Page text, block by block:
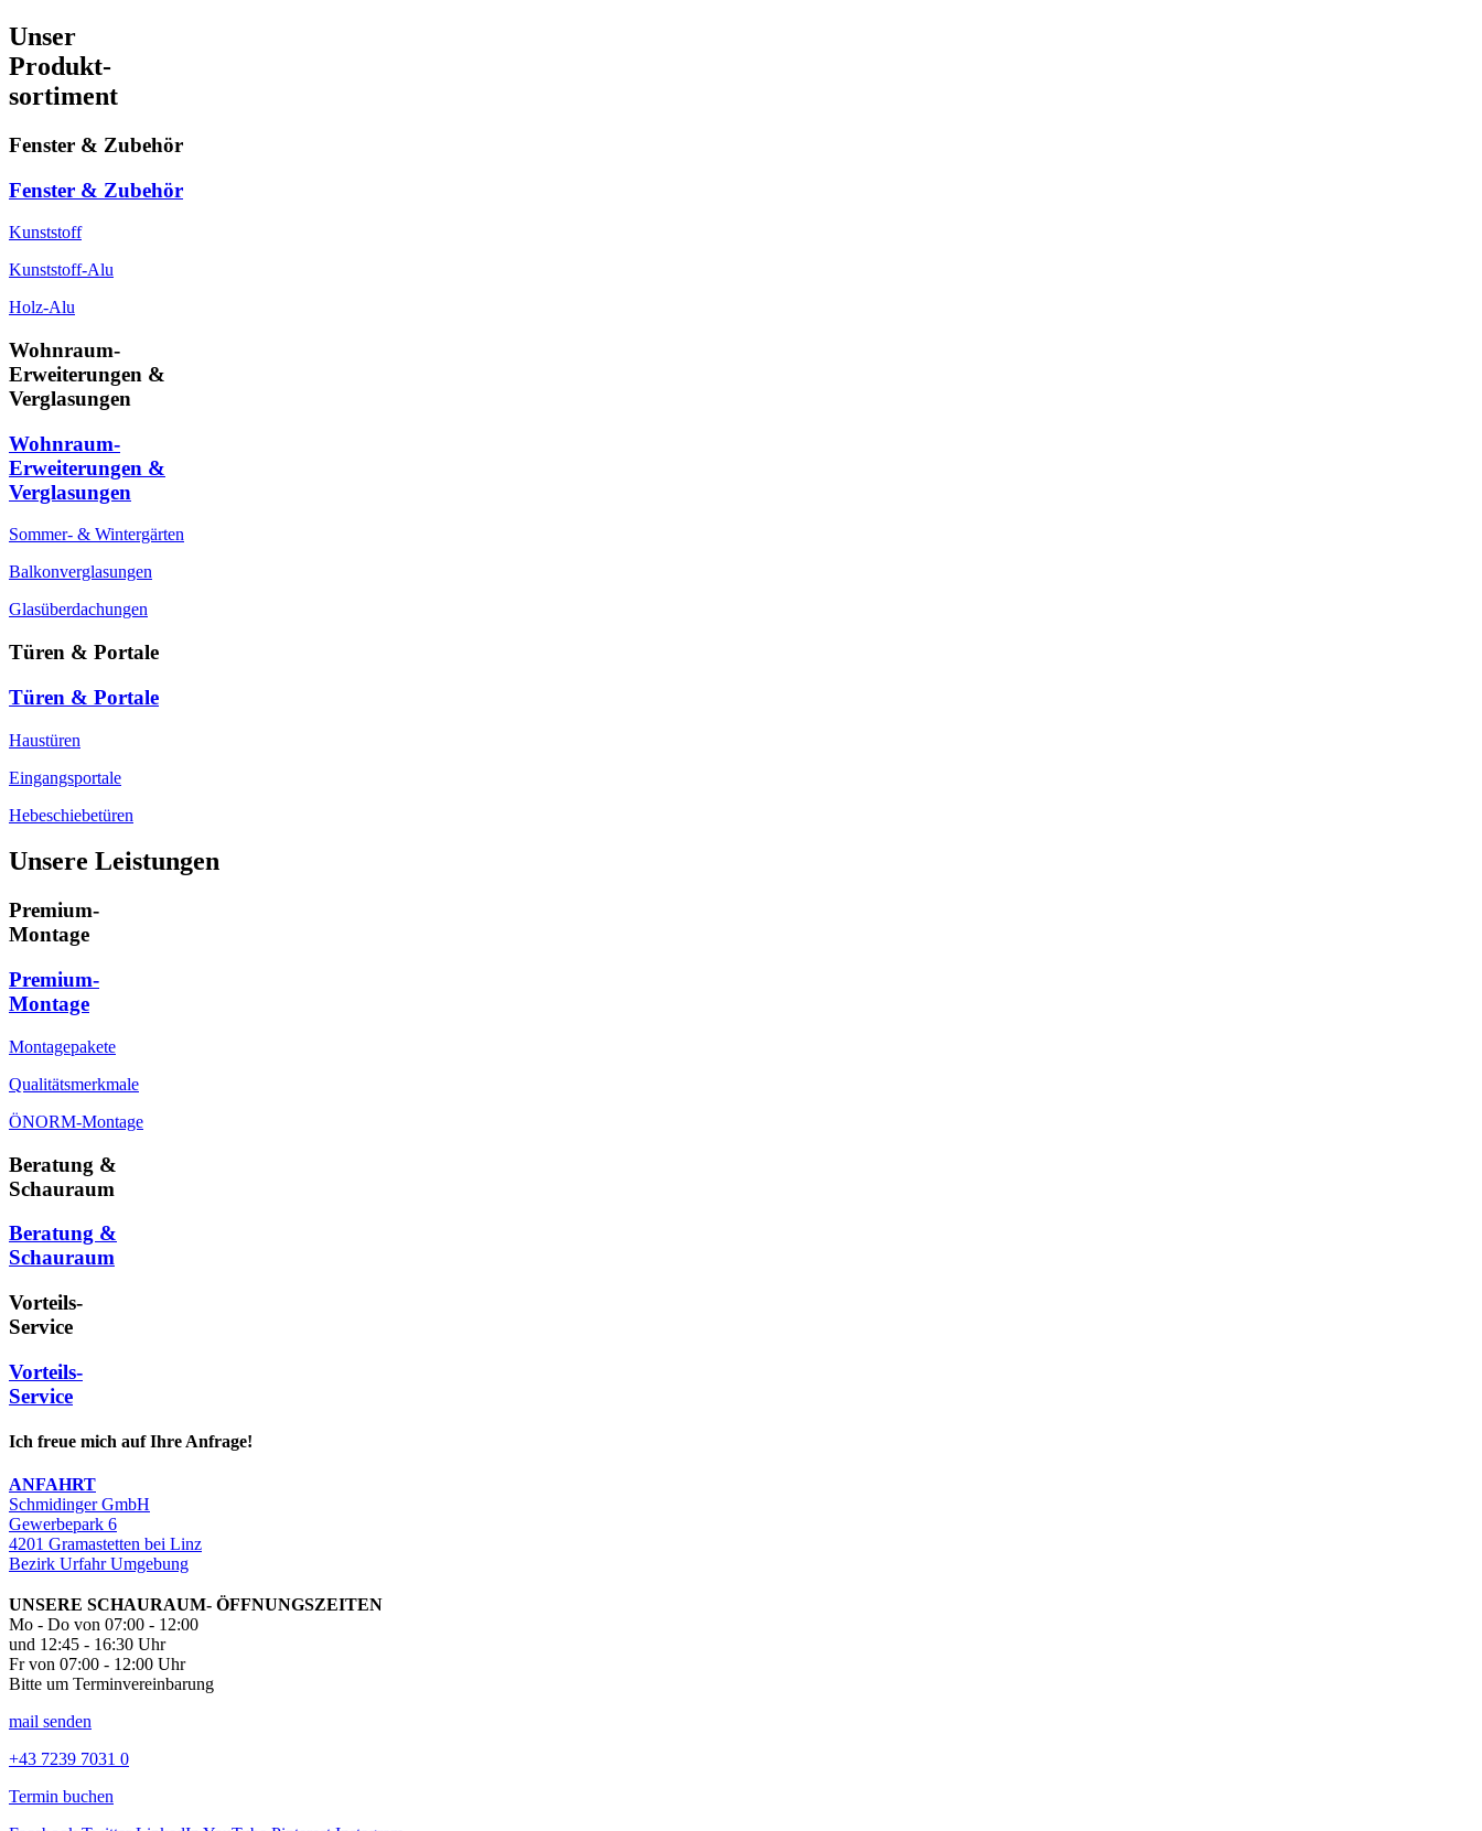
Unser
Produkt-
sortiment
Fenster & Zubehör
Fenster & Zubehör
Kunststoff
Kunststoff-Alu
Holz-Alu
Wohnraum-
Erweiterungen &
Verglasungen
Wohnraum-
Erweiterungen &
Verglasungen
Sommer- & Wintergärten
Balkonverglasungen
Glasüberdachungen
Türen & Portale
Türen & Portale
Haustüren
Eingangsportale
Hebeschiebetüren
Unsere Leistungen
Premium-
Montage
Premium-
Montage
Montagepakete
Qualitätsmerkmale
ÖNORM-Montage
Beratung &
Schauraum
Beratung &
Schauraum
Vorteils-
Service
Vorteils-
Service
Ich freue mich auf Ihre Anfrage!
ANFAHRT
Schmidinger GmbH
Gewerbepark 6
4201 Gramastetten bei Linz
Bezirk Urfahr Umgebung
UNSERE SCHAURAUM- ÖFFNUNGSZEITEN
Mo - Do von 07:00 - 12:00
und 12:45 - 16:30 Uhr
Fr von 07:00 - 12:00 Uhr
Bitte um Terminvereinbarung
mail senden
+43 7239 7031 0
Termin buchen